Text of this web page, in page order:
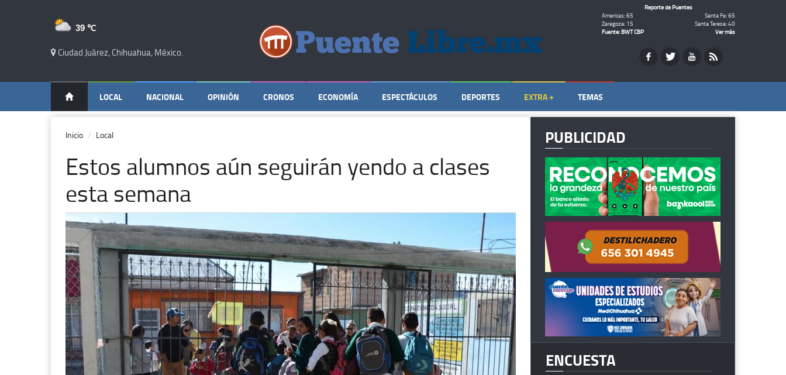
39 ℃
Ciudad Juárez, Chihuahua, México.
Reporte de Puentes
Americas: 65
Santa Fe: 65
Zaragoza: 15
Santa Teresa: 40
Fuente: BWT CBP
Ver más
LOCAL NACIONAL OPINIÓN CRONOS ECONOMÍA ESPECTÁCULOS DEPORTES EXTRA + TEMAS
Inicio Local
Estos alumnos aún seguirán yendo a clases
esta semana
PUBLICIDAD
ENCUESTA